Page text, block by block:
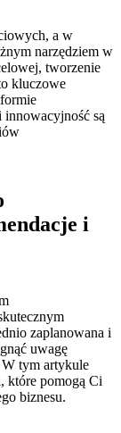
a w
narzędziem‌ w
tworzenie
kluczowe⁢
⁤innowacyjność są
i⁤
zaplanowana ⁤i
uwagę
tym‍ artykule
które⁤ pomogą⁢ Ci
​biznesu.